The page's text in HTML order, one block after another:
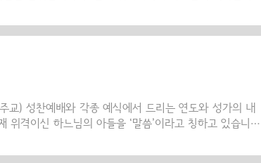
리스도가 되셨습니다. 또 한편으로는 성서나 교리에서 말
하느님의 말씀을 전하고 계셨다."(마르코 2,2)라고 언급
"하느님의 말씀이 널리 퍼지고 예루살렘에서는..
교) 성찬예배와 각종 예식에서 드리는 연도와 성가의 내
격이신 하느님의 아들을 ‘말씀’이라고 칭하고 있습니
... 하느님의 말씀을 낳으신 이여, 당신께 찬양을 드리나